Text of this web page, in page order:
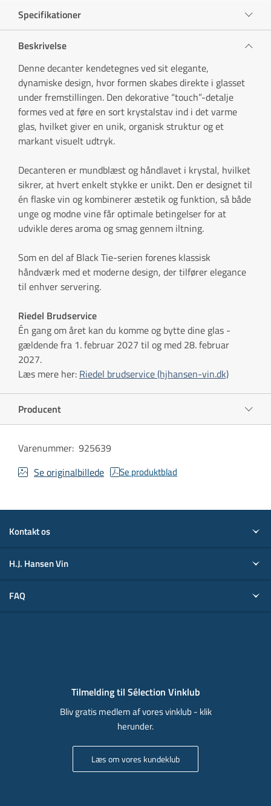
Specifikationer
Beskrivelse
Denne decanter kendetegnes ved sit elegante,
dynamiske design, hvor formen skabes direkte i glasset
under fremstillingen. Den dekorative “touch”-detalje
formes ved at føre en sort krystalstav ind i det varme
glas, hvilket giver en unik, organisk struktur og et
markant visuelt udtryk.
Decanteren er mundblæst og håndlavet i krystal, hvilket
sikrer, at hvert enkelt stykke er unikt. Den er designet til
én flaske vin og kombinerer æstetik og funktion, så både
unge og modne vine får optimale betingelser for at
udvikle deres aroma og smag gennem iltning.
Som en del af Black Tie-serien forenes klassisk
håndværk med et moderne design, der tilfører elegance
til enhver servering.
Riedel Brudservice
Én gang om året kan du komme og bytte dine glas -
gældende fra 1. februar 2027 til og med 28. februar
2027.
Læs mere her: Riedel brudservice (hjhansen-vin.dk)
Producent
Varenummer: 925639
Se originalbillede
Se produktblad
Kontakt os
H.J. Hansen Vin
FAQ
Tilmelding til Sélection Vinklub
Bliv gratis medlem af vores vinklub - klik
herunder.
Læs om vores kundeklub